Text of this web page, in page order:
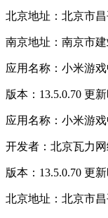
北京地址：北京市
南京地址：南京市
应用名称：小米游
版本：13.5.0.70 更
应用名称：小米游
开发者：北京瓦力
版本：13.5.0.70 更
北京地址：北京市